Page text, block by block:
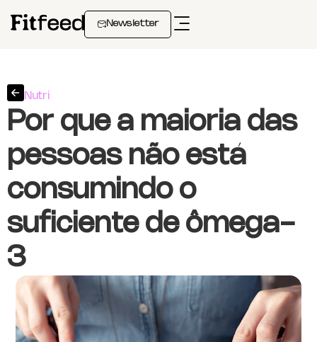
Newsletter
Nutri
Por que a maioria das
pessoas não está
consumindo o
suficiente de ômega-
3